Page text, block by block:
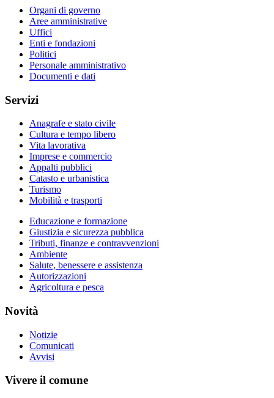
Organi di governo
Aree amministrative
Uffici
Enti e fondazioni
Politici
Personale amministrativo
Documenti e dati
Servizi
Anagrafe e stato civile
Cultura e tempo libero
Vita lavorativa
Imprese e commercio
Appalti pubblici
Catasto e urbanistica
Turismo
Mobilità e trasporti
Educazione e formazione
Giustizia e sicurezza pubblica
Tributi, finanze e contravvenzioni
Ambiente
Salute, benessere e assistenza
Autorizzazioni
Agricoltura e pesca
Novità
Notizie
Comunicati
Avvisi
Vivere il comune